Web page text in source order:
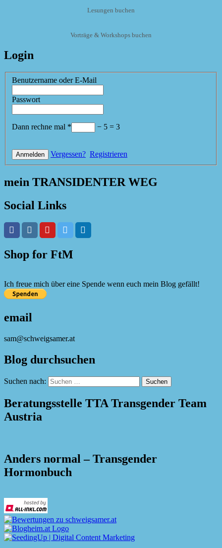
Lesungen buchen
Vorträge & Workshops buchen
Login
Benutzername oder E-Mail
Passwort
Dann rechne mal * − 5 = 3
Vergessen? Registrieren
mein TRANSIDENTER WEG
Social Links
Shop for FtM
Ich freue mich über eine Spende wenn euch mein Blog gefällt!
email
sam@schweigsamer.at
Blog durchsuchen
Suchen nach:
Beratungsstelle TTA Transgender Team
Austria
Anders normal – Transgender
Hormonbuch